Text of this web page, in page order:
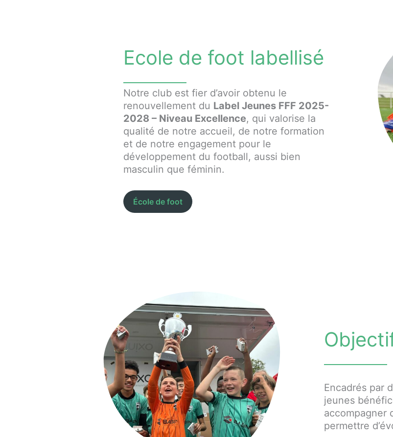
Ecole de foot labellisé
Notre club est fier d’avoir obtenu le
renouvellement du Label Jeunes FFF 2025-
2028 – Niveau Excellence, qui valorise la
qualité de notre accueil, de notre formation
et de notre engagement pour le
développement du football, aussi bien
masculin que féminin.
École de foot
Encadrés par
jeunes
accompagner
permettre